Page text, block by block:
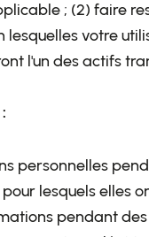
; (2) faire
votre
l'un des actifs
personnelles
lesquels elles
pendant